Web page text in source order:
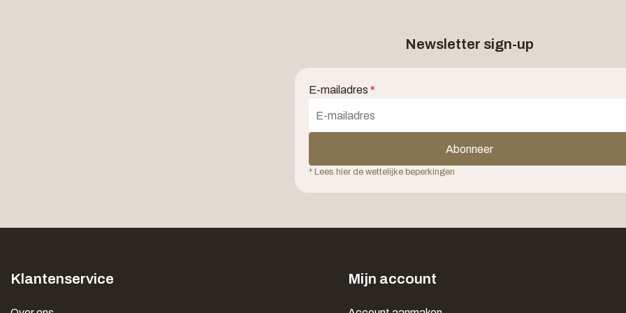
Newsletter sign-up
E-mailadres *
Abonneer
* Lees hier de wettelijke beperkingen
Klantenservice Mijn account